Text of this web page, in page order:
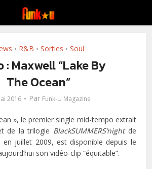
• R&B • Sorties • Soul
: Maxwell “Lake By
The Ocean”
2016 Par Funk-U Magazine
», le premier single mid-tempo extrait
de la trilogie BlackSUMMERS’nightde
en juillet 2009, est disponible depuis le
son vidéo-clip “équitable”.